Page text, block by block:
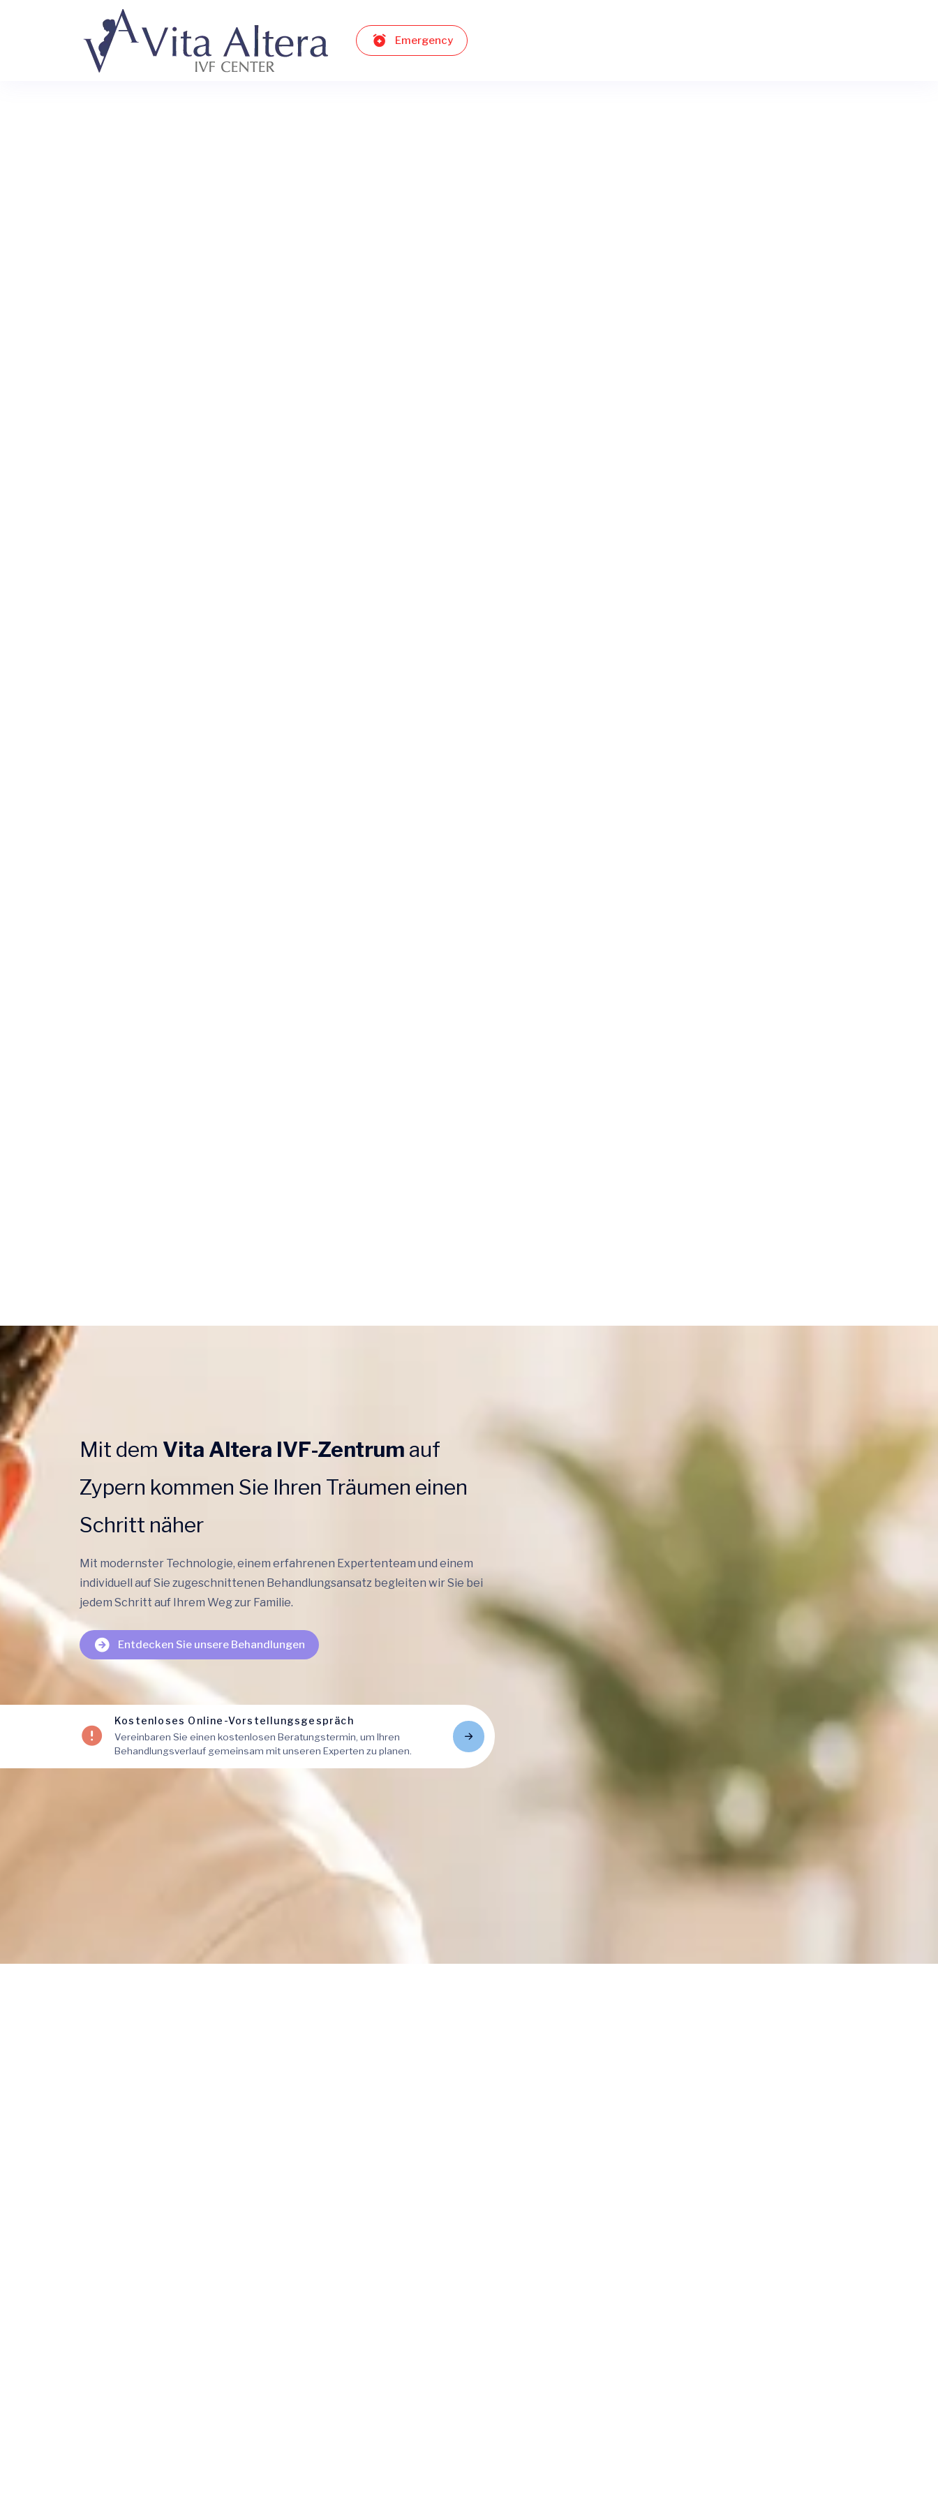
Emergency
Mit dem Vita Altera IVF-Zentrum auf
Zypern kommen Sie Ihren Träumen einen
Schritt näher
Mit modernster Technologie, einem erfahrenen Expertenteam und einem
individuell auf Sie zugeschnittenen Behandlungsansatz begleiten wir Sie bei
jedem Schritt auf Ihrem Weg zur Familie.
Entdecken Sie unsere Behandlungen
Kostenloses Online-Vorstellungsgespräch
Vereinbaren Sie einen kostenlosen Beratungstermin, um Ihren
Behandlungsverlauf gemeinsam mit unseren Experten zu planen.